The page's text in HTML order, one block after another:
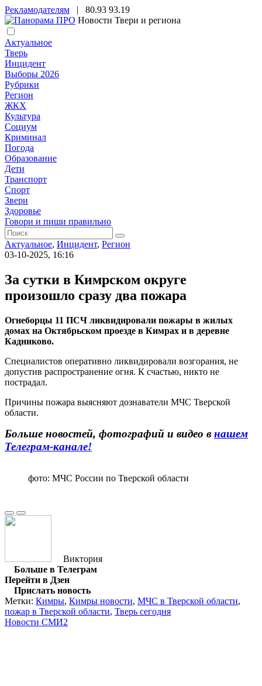
Рекламодателям | 80.93 93.19
Новости Твери и региона
Актуальное
Тверь
Инцидент
Выборы 2026
Рубрики
Регион
ЖКХ
Культура
Социум
Криминал
Погода
Образование
Дети
Транспорт
Спорт
Звери
Здоровье
Говори и пиши правильно
Актуальное, Инцидент, Регион
03-10-2025, 16:16
За сутки в Кимрском округе
произошло сразу два пожара
Огнеборцы 11 ПСЧ ликвидировали пожары в жилых
домах на Октябрьском проезде в Кимрах и в деревне
Кадниково.
Специалистов оперативно ликвидировали возгорания, не
допустив распространение огня. К счастью, никто не
пострадал.
Причины пожара выясняют дознаватели МЧС Тверской
области.
Больше новостей, фотографий и видео в нашем
Телеграм-канале!
фото: МЧС России по Тверской области
Виктория
Больше в Телеграм
Перейти в Дзен
Прислать новость
Метки: Кимры, Кимры новости, МЧС в Тверской области,
пожар в Тверской области, Тверь сегодня
Новости СМИ2